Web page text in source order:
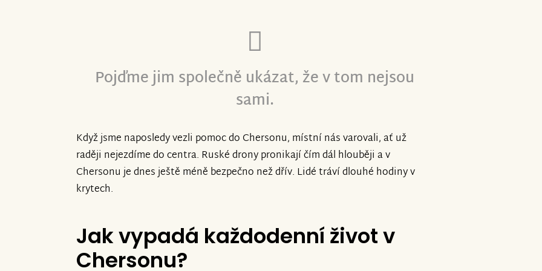
V Chersonu žijí lidi ve smrtelném nebezpečí. rusové tam útočí vším od
dronů po rakety. Že tam bude situace o malý kousek lepší je i díky vám
Pojďme jim společně ukázat, že v tom nejsou
sami.
Když jsme naposledy vezli pomoc do Chersonu, místní nás varovali, ať už
raději nejezdíme do centra. Ruské drony pronikají čím dál hlouběji a v
Chersonu je dnes ještě méně bezpečno než dřív. Lidé tráví dlouhé hodiny v
krytech.
Jak vypadá každodenní život v
Chersonu?